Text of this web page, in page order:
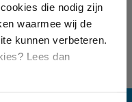
die nodig zijn
waarmee wij de
kunnen verbeteren.
Lees dan